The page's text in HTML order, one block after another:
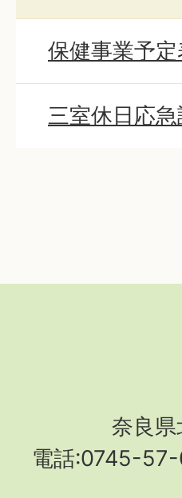
保健事業予定
三室休日応
奈良県
電話:0745-